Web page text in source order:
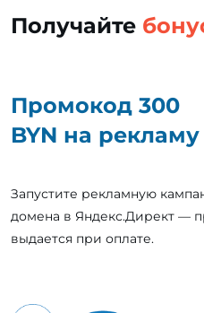
Получайте
Промокод 300
BYN на рекламу
Запустите рекламную
домена в Яндекс.Директ —
выдается при оплате.